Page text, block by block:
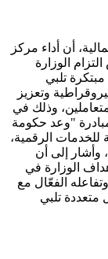
أن أداء مركز
الأول من عام 2025 يعكس التزام الوزارة
تلبي
وتعزيز
وذلك في
"وعد حكومة
للخدمات الرقمية،
وأشار إلى أن
الوزارة في
الفعّال مع
متعددة تلبي